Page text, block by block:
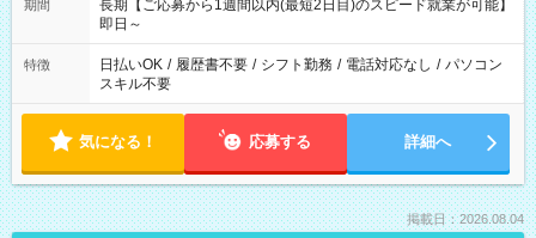
期間
長期【ご応募から1週間以内(最短2日目)のスピード就業が可能】
即日～
特徴 日払いOK / 履歴書不要 / シフト勤務 / 電話対応なし / パソコン
スキル不要
気になる！ 応募する 詳細へ
掲載日：2026.08.04